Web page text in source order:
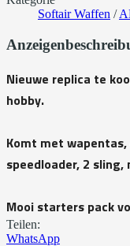
Softair Waffen /
Nieuwe replica te
hobby.
Komt met
speedloader, 2 sling,
Mooi starters pack
Teilen:
WhatsApp